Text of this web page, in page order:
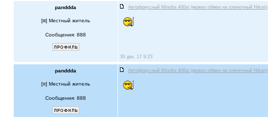
panddda Автофокусный Minolta 400si (можно обмен на пленочный Nikon)
[ ] Местный житель
Сообщения: 888
30 дек, 17 9:23
panddda Автофокусный Minolta 400si (можно обмен на пленочный Nikon)
[ ] Местный житель
Сообщения: 888